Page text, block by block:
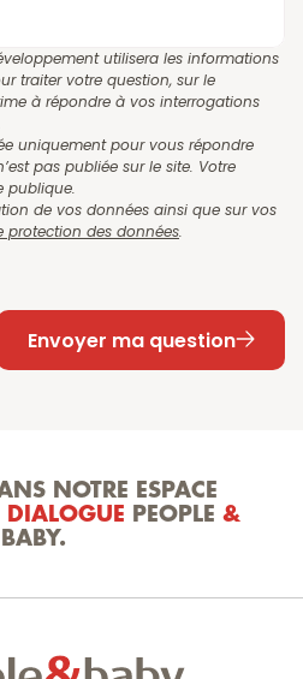
Envoyer ma question
utilisera les informations
traiter votre question, sur le
à répondre à vos interrogations
uniquement pour vous répondre
pas publiée sur le site. Votre
publique.
de vos données ainsi que sur vos
protection des données.
NOTRE ESPACE
DIALOGUE PEOPLE &
BABY.